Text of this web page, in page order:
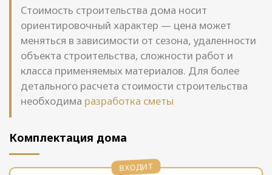
Стоимость строительства дома носит
ориентировочный характер — цена может
меняться в зависимости от сезона, удаленности
объекта строительства, сложности работ и
класса применяемых материалов. Для более
детального расчета стоимости строительства
необходима разработка сметы
Комплектация дома
ВХОДИТ